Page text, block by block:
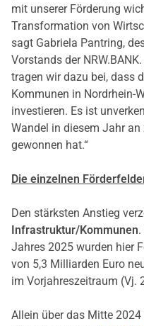
mit unserer Förderung
Transformation von
sagt Gabriela Pantring,
Vorstands der
tragen wir dazu bei, dass
Kommunen in Nordrhein-
investieren. Es ist
Wandel in diesem Jahr
gewonnen hat.“
Die einzelnen
Den stärksten Anstieg
Infrastruktur/Kommunen
Jahres 2025 wurden hier
von 5,3 Milliarden Euro
im Vorjahreszeitraum (Vj.
Allein über das Mitte